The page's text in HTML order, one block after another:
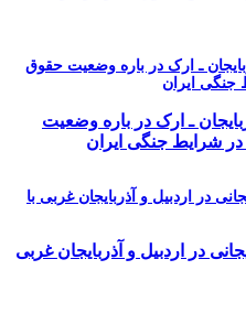
ـ ارک در باره وضعیت
شرایط جنگی ایران
در اردبیل و آذربایجان غربی